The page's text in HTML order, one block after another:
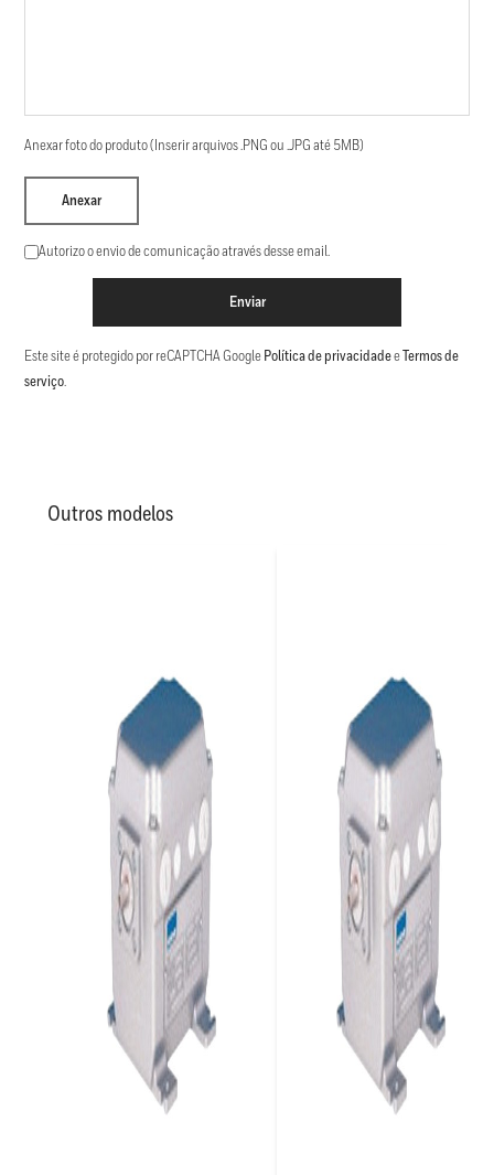
Anexar foto do produto (Inserir arquivos .PNG ou .JPG até 5MB)
Anexar
Autorizo o envio de comunicação através desse email.
Enviar
Este site é protegido por reCAPTCHA Google Política de privacidadee Termos de
serviço.
Outros modelos